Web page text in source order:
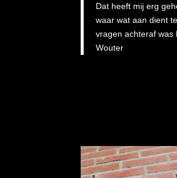
Dat heeft mij erg
waar wat aan dient
vragen achteraf was
Wouter